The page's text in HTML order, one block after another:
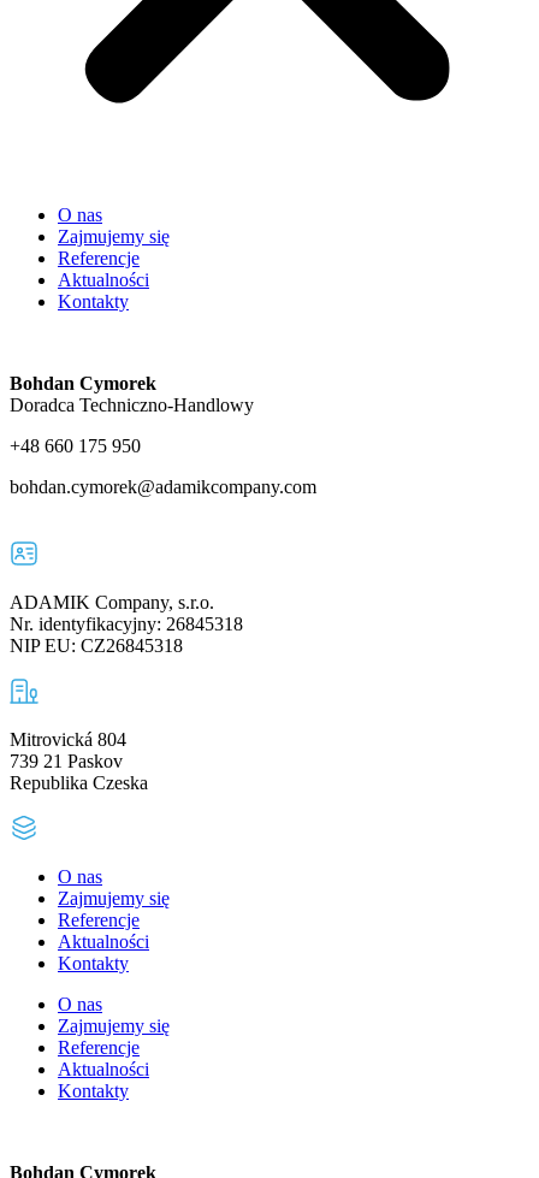
O nas
Zajmujemy się
Referencje
Aktualności
Kontakty
Bohdan Cymorek
Doradca Techniczno-Handlowy
+48 660 175 950
bohdan.cymorek@adamikcompany.com
ADAMIK Company, s.r.o.
Nr. identyfikacyjny: 26845318
NIP EU: CZ26845318
Mitrovická 804
739 21 Paskov
Republika Czeska
O nas
Zajmujemy się
Referencje
Aktualności
Kontakty
O nas
Zajmujemy się
Referencje
Aktualności
Kontakty
Bohdan Cymorek